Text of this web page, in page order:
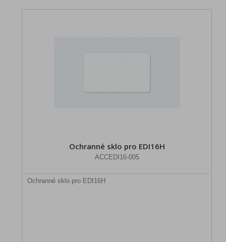
Ochranné sklo pro EDI16H
ACCEDI16-005
Ochranné sklo pro EDI16H